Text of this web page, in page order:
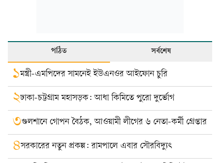
পঠিত সর্বশেষ
১মন্ত্রী-এমপিদের সামনেই ইউএনওর আইফোন চুরি
২ঢাকা-চট্টগ্রাম মহাসড়ক: আধা কিমিতে পুরো দুর্ভোগ
৩গুলশানে গোপন বৈঠক, আওয়ামী লীগের ৬ নেতা-কর্মী গ্রেপ্তার
৪সরকারের নতুন প্রকল্প: রামপালে এবার সৌরবিদ্যুৎ